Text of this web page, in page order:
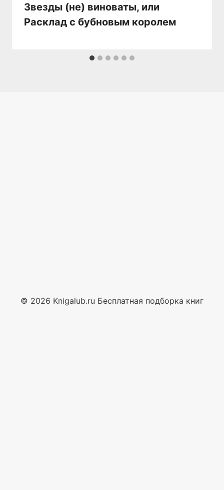
Звезды (не) виноваты, или
Расклад с бубновым королем
© 2026 Knigalub.ru Бесплатная подборка книг